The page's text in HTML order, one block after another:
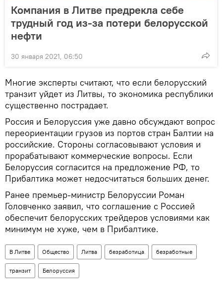
Компания в Литве предрекла себе
трудный год из-за потери белорусской
нефти
30 января 2021, 06:50
Многие эксперты считают, что если белорусский
транзит уйдет из Литвы, то экономика республики
существенно пострадает.
Россия и Белоруссия уже давно обсуждают вопрос
переориентации грузов из портов стран Балтии на
российские. Стороны согласовывают условия и
прорабатывают коммерческие вопросы. Если
Белоруссия согласится на предложение РФ, то
Прибалтика может недосчитаться больших денег.
Ранее премьер-министр Белоруссии Роман
Головченко заявил, что соглашение с Россией
обеспечит белорусских трейдеров условиями как
минимум не хуже, чем в Прибалтике.
В Литве Общество Литва безработица безработные
транзит Белоруссия